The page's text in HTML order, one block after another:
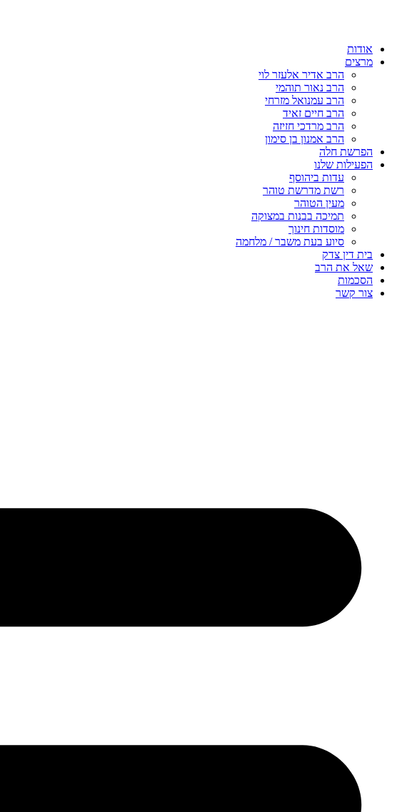
אודות
מרצים
הרב אדיר אלעזר לוי
הרב נאור תוהמי
הרב עמנואל מזרחי
הרב חיים זאיד
הרב מרדכי חזיזה
הרב אמנון בן סימון
הפרשת חלה
הפעילות שלנו
עדות ביהוסף
רשת מדרשת טוהר
מעין הטוהר
תמיכה בבנות במצוקה
מוסדות חינוך
סיוע בעת משבר / מלחמה
בית דין צדק
שאל את הרב
הסכמות
צור קשר